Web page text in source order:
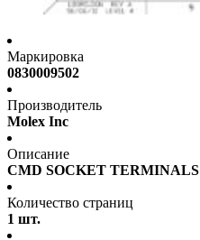
Маркировка
0830009502
Производитель
Molex Inc
Описание
CMD SOCKET TERMINALS
Количество страниц
1 шт.